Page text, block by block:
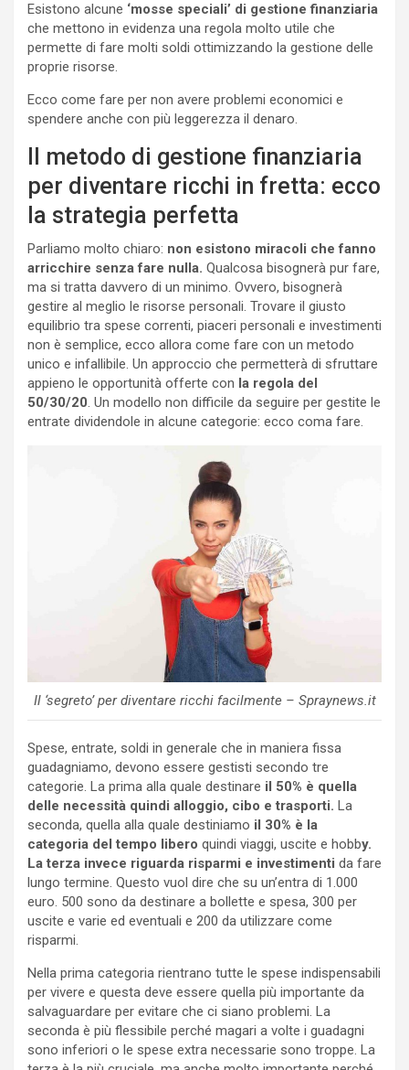
Esistono alcune ‘mosse speciali’ di gestione finanziaria
che mettono in evidenza una regola molto utile che
permette di fare molti soldi ottimizzando la gestione delle
proprie risorse.
Ecco come fare per non avere problemi economici e
spendere anche con più leggerezza il denaro.
Il metodo di gestione finanziaria
per diventare ricchi in fretta: ecco
la strategia perfetta
Parliamo molto chiaro: non esistono miracoli che fanno
arricchire senza fare nulla. Qualcosa bisognerà pur fare,
ma si tratta davvero di un minimo. Ovvero, bisognerà
gestire al meglio le risorse personali. Trovare il giusto
equilibrio tra spese correnti, piaceri personali e investimenti
non è semplice, ecco allora come fare con un metodo
unico e infallibile. Un approccio che permetterà di sfruttare
appieno le opportunità offerte con la regola del
50/30/20. Un modello non difficile da seguire per gestite le
entrate dividendole in alcune categorie: ecco coma fare.
Il ‘segreto’ per diventare ricchi facilmente – Spraynews.it
Spese, entrate, soldi in generale che in maniera fissa
guadagniamo, devono essere gestisti secondo tre
categorie. La prima alla quale destinare il 50% è quella
delle necessità quindi alloggio, cibo e trasporti. La
seconda, quella alla quale destiniamo il 30% è la
categoria del tempo libero quindi viaggi, uscite e hobby.
La terza invece riguarda risparmi e investimenti da fare
lungo termine. Questo vuol dire che su un’entra di 1.000
euro. 500 sono da destinare a bollette e spesa, 300 per
uscite e varie ed eventuali e 200 da utilizzare come
risparmi.
Nella prima categoria rientrano tutte le spese indispensabili
per vivere e questa deve essere quella più importante da
salvaguardare per evitare che ci siano problemi. La
seconda è più flessibile perché magari a volte i guadagni
sono inferiori o le spese extra necessarie sono troppe. La